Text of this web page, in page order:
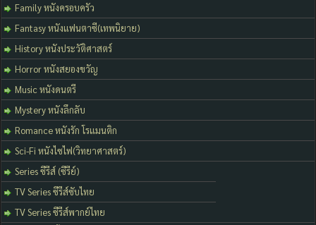
Family หนังครอบครัว
Fantasy หนังแฟนตาซี(เทพนิยาย)
History หนังประวัติศาสตร์
Horror หนังสยองขวัญ
Music หนังดนตรี
Mystery หนังลึกลับ
Romance หนังรัก โรแมนติก
Sci-Fi หนังไซไฟ(วิทยาศาสตร์)
Series ซีรีส์ (ซีรีย์)
TV Series ซีรีส์ซับไทย
TV Series ซีรีส์พากย์ไทย